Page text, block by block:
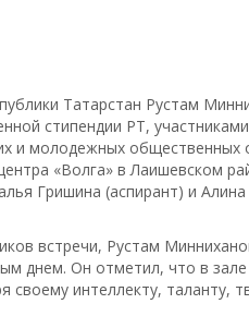
Татарстан Рустам
стипендии РТ,
и молодежных общественных
«Волга» в Лаишевском
Гришина (аспирант) и
встречи, Рустам
днем. Он отметил, что в
своему интеллекту, таланту,